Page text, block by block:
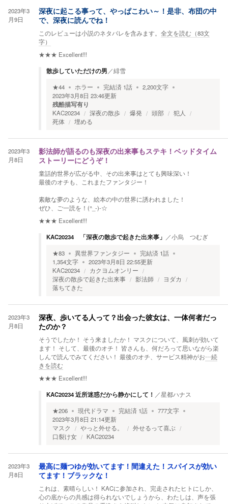
2023年3
月9日
深夜に起こる事って、やっぱこわい～！是非、布団の中
で、深夜に読んでね！
このレビューは小説のネタバレを含みます。 全文を読む（83文
字）
★★★ Excellent!!!
散歩していただけの男 ／緋雪
★44 ホラー 完結済 1話 2,200文字
2023年3月8日 23:46更新
残酷描写有り
KAC20234 深夜の散歩 爆発 頭部
犯人
死体
埋める
2023年3
月8日
影法師が語るのも深夜の出来事もステキ！ベッドタイム
ストーリーにどうぞ！
童話的世界が広がる中、その出来事はとても興味深い！
最後のオチも、これまたファンタジー！
素敵な夢のような、絵本の中の世界に誘われました！
ぜひ、ご一読を！(^_-)-☆
★★★ Excellent!!!
KAC20234 「深夜の散歩で起きた出来事」 ／小烏 つむぎ
★83 異世界ファンタジー 完結済 1話
1,354文字 2023年3月8日 22:55更新
KAC20234
カクヨムオンリー
深夜の散歩で起きた出来事
影法師
ヨダカ
落ちてきた
2023年3
月8日
深夜、歩いてる人って？出会った彼女は、一体何者だっ
たのか？
そうでしたか！ そう来ましたか！ マスクについて、風刺が効いて
ます！ そして、最後のオチ！ 皆さんも、何だろって思いながら楽
しんで読んでみてください！ 最後のオチ、サービス精神がお…続
きを読む
★★★ Excellent!!!
KAC20234 近所迷惑だから静かにして！ ／星都ハナス
★206 現代ドラマ 完結済 1話 777文字
2023年3月8日 21:14更新
マスク
やっと外せる。
外せるって喜ぶ
口裂け女
KAC20234
2023年3
月8日
最高に麺つゆが効いてます！間違えた！スパイスが効い
てます！ブラックな！
これは、素晴らしい！ KACに参加され、完走されたヒトにしか、
心の底からの共感は得られないでしょうから、わたしは、声を張